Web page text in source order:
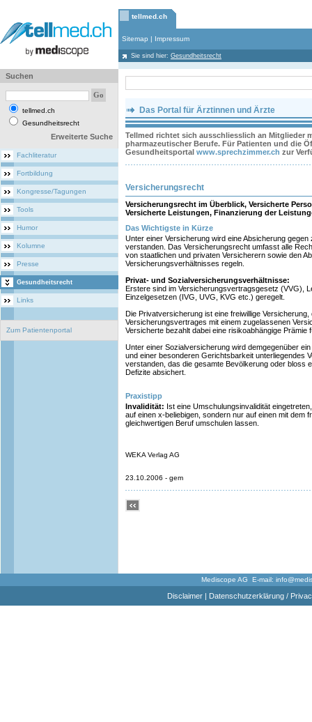
tellmed.ch
Sitemap | Impressum
Sie sind hier: Gesundheitsrecht
Suchen
tellmed.ch
Gesundheitsrecht
Erweiterte Suche
Fachliteratur
Fortbildung
Kongresse/Tagungen
Tools
Humor
Kolumne
Presse
Gesundheitsrecht
Links
Zum Patientenportal
Das Portal für Ärztinnen und Ärzte
Tellmed richtet sich ausschliesslich an Mitglieder
pharmazeutischer Berufe. Für Patienten und die
Gesundheitsportal www.sprechzimmer.ch zur
Versicherungsrecht
Versicherungsrecht im Überblick, Versicherte
Versicherte Leistungen, Finanzierung der
Das Wichtigste in Kürze
Unter einer Versicherung wird eine Absicherung
verstanden. Das Versicherungsrecht umfasst alle
von staatlichen und privaten Versicherern sowie den
Versicherungsverhältnisses regeln.
Privat- und Sozialversicherungsverhältnisse:
Erstere sind im Versicherungsvertragsgesetz (VVG),
Einzelgesetzen (IVG, UVG, KVG etc.) geregelt.
Die Privatversicherung ist eine freiwillige
Versicherungsvertrages mit einem zugelassenen
Versicherte bezahlt dabei eine risikoabhängige
Unter einer Sozialversicherung wird demgegenüber
und einer besonderen Gerichtsbarkeit unterliegendes
verstanden, das die gesamte Bevölkerung oder bloss
Defizite absichert.
Praxistipp
Invalidität: Ist eine Umschulungsinvalidität
auf einen x-beliebigen, sondern nur auf einen mit dem
gleichwertigen Beruf umschulen lassen.
WEKA Verlag AG
23.10.2006 - gem
Mediscope AG E-mail:
Disclaimer| Datenschutzerklärung /